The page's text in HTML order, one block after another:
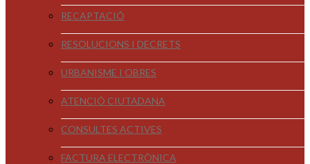
RECAPTACIÓ
RESOLUCIONS I DECRETS
URBANISME I OBRES
ATENCIÓ CIUTADANA
CONSULTES ACTIVES
FACTURA ELECTRÒNICA